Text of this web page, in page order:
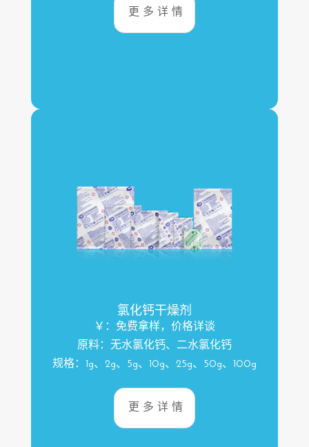
更多详情
氯化钙干燥剂
￥：免费拿样，价格详谈
原料：无水氯化钙、二水氯化钙
规格：1g、2g、5g、10g、25g、50g、100g
更多详情